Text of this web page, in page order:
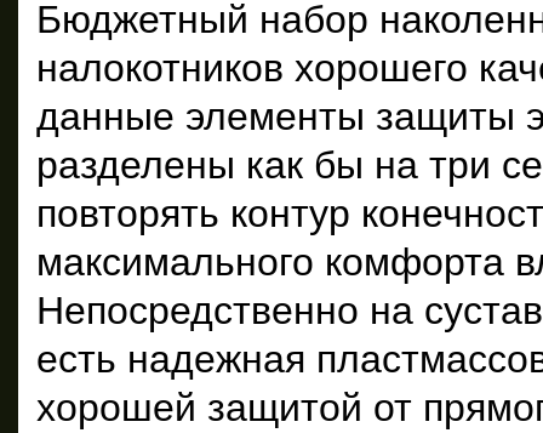
Бюджетный набор
налокотников хорошего
данные элементы защиты
разделены как бы на три
повторять контур
максимального комфорта
Непосредственно на
есть надежная
хорошей защитой от